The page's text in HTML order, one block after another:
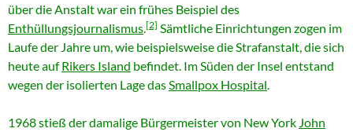
über die Anstalt war ein frühes Beispiel des
Enthüllungsjournalismus.[2] Sämtliche Einrichtungen zogen im
Laufe der Jahre um, wie beispielsweise die Strafanstalt, die sich
heute aufRikers Island befindet. Im Süden der Insel entstand
wegen der isolierten Lage dasSmallpox Hospital.
1968 stieß der damalige Bürgermeister von New York John